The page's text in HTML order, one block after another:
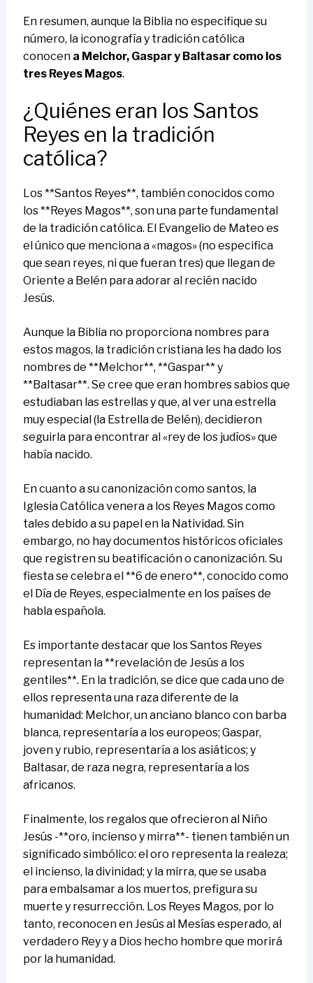
En resumen, aunque la Biblia no especifique su
número, la iconografía y tradición católica
conocen a Melchor, Gaspar y Baltasar como los
tres Reyes Magos.
¿Quiénes eran los Santos
Reyes en la tradición
católica?
Los **Santos Reyes**, también conocidos como
los **Reyes Magos**, son una parte fundamental
de la tradición católica. El Evangelio de Mateo es
el único que menciona a «magos» (no especifica
que sean reyes, ni que fueran tres) que llegan de
Oriente a Belén para adorar al recién nacido
Jesús.
Aunque la Biblia no proporciona nombres para
estos magos, la tradición cristiana les ha dado los
nombres de **Melchor**, **Gaspar** y
**Baltasar**. Se cree que eran hombres sabios que
estudiaban las estrellas y que, al ver una estrella
muy especial (la Estrella de Belén), decidieron
seguirla para encontrar al «rey de los judíos» que
había nacido.
En cuanto a su canonización como santos, la
Iglesia Católica venera a los Reyes Magos como
tales debido a su papel en la Natividad. Sin
embargo, no hay documentos históricos oficiales
que registren su beatificación o canonización. Su
fiesta se celebra el **6 de enero**, conocido como
el Día de Reyes, especialmente en los países de
habla española.
Es importante destacar que los Santos Reyes
representan la **revelación de Jesús a los
gentiles**. En la tradición, se dice que cada uno de
ellos representa una raza diferente de la
humanidad: Melchor, un anciano blanco con barba
blanca, representaría a los europeos; Gaspar,
joven y rubio, representaría a los asiáticos; y
Baltasar, de raza negra, representaría a los
africanos.
Finalmente, los regalos que ofrecieron al Niño
Jesús -**oro, incienso y mirra**- tienen también un
significado simbólico: el oro representa la realeza;
el incienso, la divinidad; y la mirra, que se usaba
para embalsamar a los muertos, prefigura su
muerte y resurrección. Los Reyes Magos, por lo
tanto, reconocen en Jesús al Mesías esperado, al
verdadero Rey y a Dios hecho hombre que morirá
por la humanidad.